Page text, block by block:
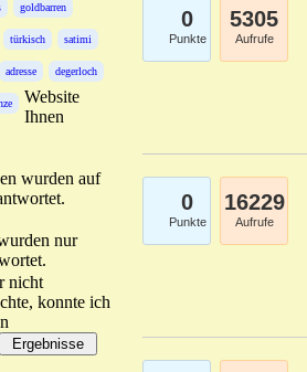
goldbarren
türkisch satimi
adresse degerloch
Website
Ihnen
wurden auf
nur
nicht
konnte ich
0
Punkte
5305
Aufrufe
0
Punkte
16229
Aufrufe